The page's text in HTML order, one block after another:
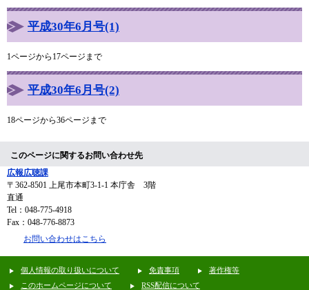
平成30年6月号(1)
1ページから17ページまで
平成30年6月号(2)
18ページから36ページまで
このページに関するお問い合わせ先
広報広聴課
〒362-8501 上尾市本町3-1-1 本庁舎 3階
直通
Tel：048-775-4918
Fax：048-776-8873
お問い合わせはこちら
個人情報の取り扱いについて 免責事項
著作権等
このホームページについて
RSS配信について